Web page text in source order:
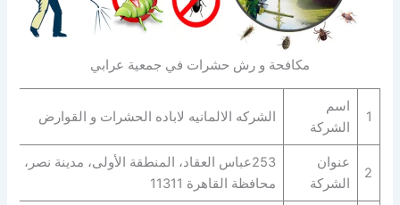
مكافحة و رش حشرات في جمعية عرابي
1
اسم
الشركة
الشركه الالمانيه لاباده الحشرات و القوارض
2
عنوان
الشركة
253عباس العقاد، المنطقة الأولى، مدينة نصر،
محافظة القاهرة‬ 11311